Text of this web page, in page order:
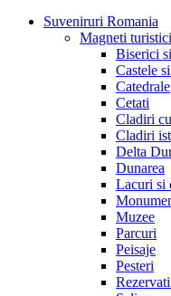
Suveniruri Romania
Magneti turistici
Biserici
Castele
Catedrale
Cetati
Cladiri
Cladiri
Delta
Dunarea
Lacuri si
Muzee
Parcuri
Peisaje
Pesteri